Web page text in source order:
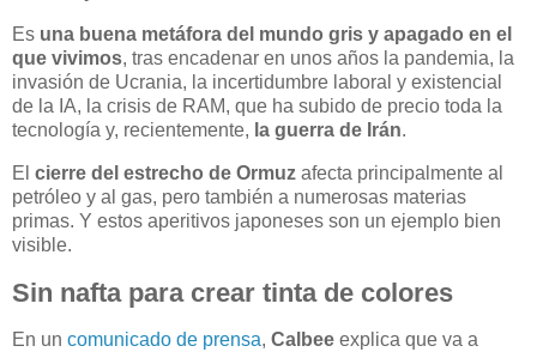
Es una buena metáfora del mundo gris y apagado en el
que vivimos, tras encadenar en unos años la pandemia, la
invasión de Ucrania, la incertidumbre laboral y existencial
de la IA, la crisis de RAM, que ha subido de precio toda la
tecnología y, recientemente, la guerra de Irán.
El cierre del estrecho de Ormuz afecta principalmente al
petróleo y al gas, pero también a numerosas materias
primas. Y estos aperitivos japoneses son un ejemplo bien
visible.
Sin nafta para crear tinta de colores
En un comunicado de prensa, Calbee explica que va a